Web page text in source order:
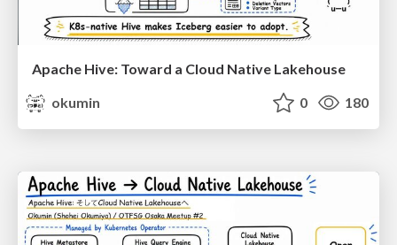
Apache Hive: Toward a Cloud Native Lakehouse
okumin
0 180